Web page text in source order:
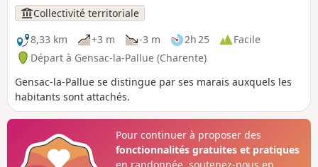
Collectivité territoriale
8,33 km
+3 m -3 m 2h 25
Facile
Départ à Gensac-la-Pallue (Charente)
Gensac-la-Pallue se distingue par ses marais auxquels les
habitants sont attachés.
Pour continuer à proposer des
fonctionnalités gratuites et pratiques